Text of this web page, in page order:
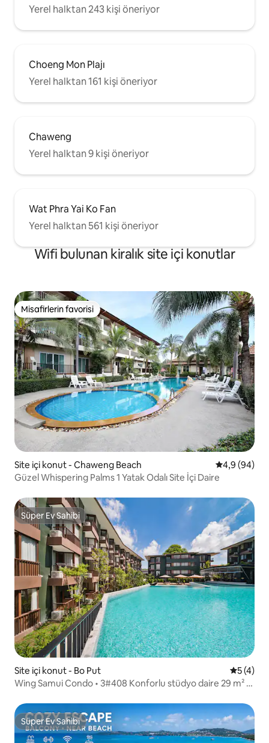
Yerel halktan 243 kişi öneriyor
Choeng Mon Plajı
Yerel halktan 161 kişi öneriyor
Chaweng
Yerel halktan 9 kişi öneriyor
Wat Phra Yai Ko Fan
Yerel halktan 561 kişi öneriyor
Wifi bulunan kiralık site içi konutlar
Misafirlerin favorisi
Misafirlerin favorisi
Site içi konut - Chaweng Beach 5 üzerinden
4,9 (94)
Güzel Whispering Palms 1 Yatak Odalı Site İçi Daire
Süper Ev Sahibi
Süper Ev Sahibi
Site içi konut - Bo Put 55 (4)
Wing Samui Condo • 3#408 Konforlu stüdyo daire 29 m² •
Süper Ev Sahibi
Süper Ev Sahibi